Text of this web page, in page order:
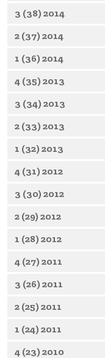
3 (38) 2014
2 (37) 2014
1 (36) 2014
4 (35) 2013
3 (34) 2013
2 (33) 2013
1 (32) 2013
4 (31) 2012
3 (30) 2012
2 (29) 2012
1 (28) 2012
4 (27) 2011
3 (26) 2011
2 (25) 2011
1 (24) 2011
4 (23) 2010